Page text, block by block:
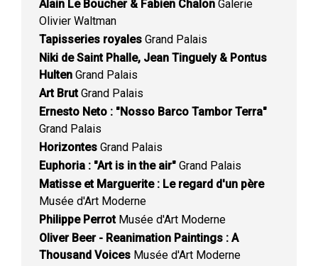
Alain Le Boucher & Fabien Chalon Galerie
Olivier Waltman
Tapisseries royales Grand Palais
Niki de Saint Phalle, Jean Tinguely & Pontus
Hulten Grand Palais
Art BrutGrand Palais
Ernesto Neto : "Nosso Barco Tambor Terra"
Grand Palais
Horizontes Grand Palais
Euphoria : "Art is in the air" Grand Palais
Matisse et Marguerite : Le regard d'un père
Musée d'Art Moderne
Philippe PerrotMusée d'Art Moderne
Oliver Beer - Reanimation Paintings : A
Thousand Voices Musée d'Art Moderne